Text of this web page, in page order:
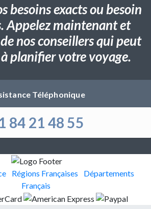
besoins exacts ou besoin
Appelez maintenant et
nos conseillers qui peut
planifier votre voyage.
Téléphonique
84 21 48 55
Régions Françaises
Départements
Français